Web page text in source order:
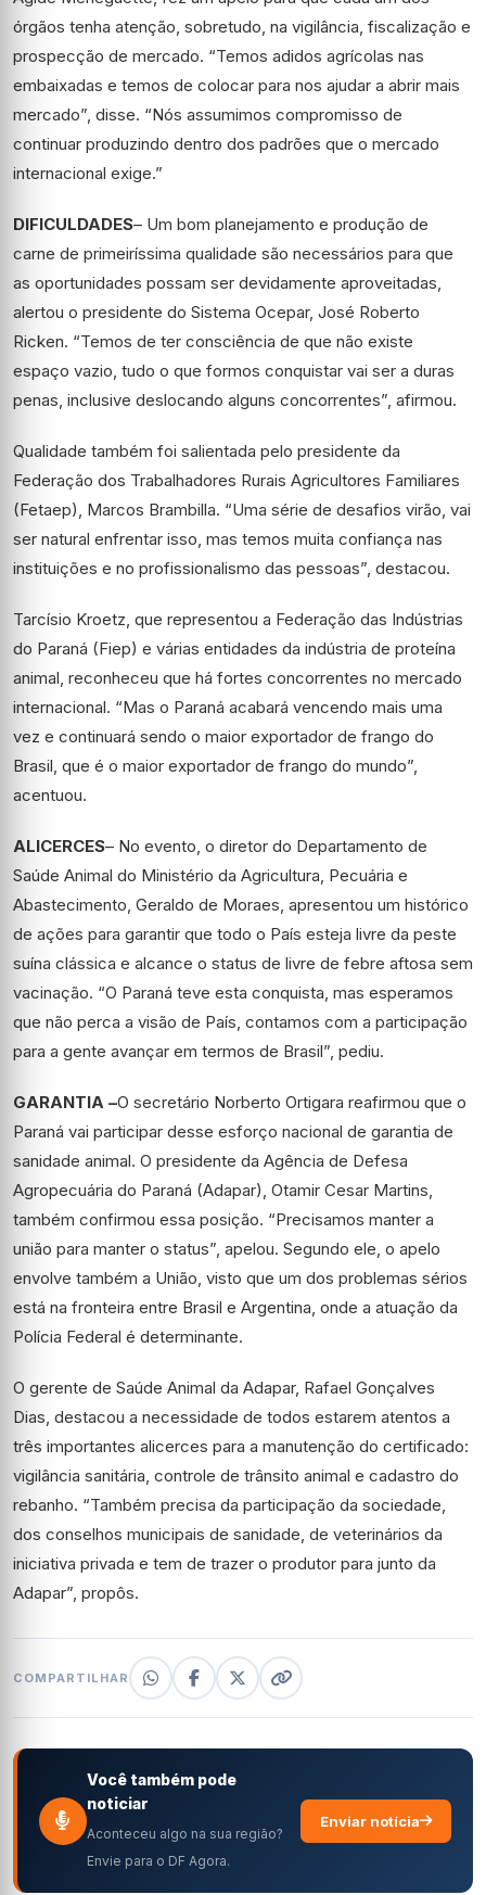
órgãos tenha atenção, sobretudo, na vigilância, fiscalização e
prospecção de mercado. “Temos adidos agrícolas nas
embaixadas e temos de colocar para nos ajudar a abrir mais
mercado”, disse. “Nós assumimos compromisso de
continuar produzindo dentro dos padrões que o mercado
internacional exige.”
DIFICULDADES– Um bom planejamento e produção de
carne de primeiríssima qualidade são necessários para que
as oportunidades possam ser devidamente aproveitadas,
alertou o presidente do Sistema Ocepar, José Roberto
Ricken. “Temos de ter consciência de que não existe
espaço vazio, tudo o que formos conquistar vai ser a duras
penas, inclusive deslocando alguns concorrentes”, afirmou.
Qualidade também foi salientada pelo presidente da
Federação dos Trabalhadores Rurais Agricultores Familiares
(Fetaep), Marcos Brambilla. “Uma série de desafios virão, vai
ser natural enfrentar isso, mas temos muita confiança nas
instituições e no profissionalismo das pessoas”, destacou.
Tarcísio Kroetz, que representou a Federação das Indústrias
do Paraná (Fiep) e várias entidades da indústria de proteína
animal, reconheceu que há fortes concorrentes no mercado
internacional. “Mas o Paraná acabará vencendo mais uma
vez e continuará sendo o maior exportador de frango do
Brasil, que é o maior exportador de frango do mundo”,
acentuou.
ALICERCES– No evento, o diretor do Departamento de
Saúde Animal do Ministério da Agricultura, Pecuária e
Abastecimento, Geraldo de Moraes, apresentou um histórico
de ações para garantir que todo o País esteja livre da peste
suína clássica e alcance o status de livre de febre aftosa sem
vacinação. “O Paraná teve esta conquista, mas esperamos
que não perca a visão de País, contamos com a participação
para a gente avançar em termos de Brasil”, pediu.
GARANTIA –O secretário Norberto Ortigara reafirmou que o
Paraná vai participar desse esforço nacional de garantia de
sanidade animal. O presidente da Agência de Defesa
Agropecuária do Paraná (Adapar), Otamir Cesar Martins,
também confirmou essa posição. “Precisamos manter a
união para manter o status”, apelou. Segundo ele, o apelo
envolve também a União, visto que um dos problemas sérios
está na fronteira entre Brasil e Argentina, onde a atuação da
Polícia Federal é determinante.
O gerente de Saúde Animal da Adapar, Rafael Gonçalves
Dias, destacou a necessidade de todos estarem atentos a
três importantes alicerces para a manutenção do certificado:
vigilância sanitária, controle de trânsito animal e cadastro do
rebanho. “Também precisa da participação da sociedade,
dos conselhos municipais de sanidade, de veterinários da
iniciativa privada e tem de trazer o produtor para junto da
Adapar”, propôs.
COMPARTILHAR
Você também pode
noticiar
Aconteceu algo na sua região?
Envie para o DF Agora.
Enviar notícia